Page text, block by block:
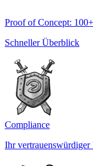
Proof of Concept:
Schneller Überblick
Compliance
Ihr vertrauenswürdiger